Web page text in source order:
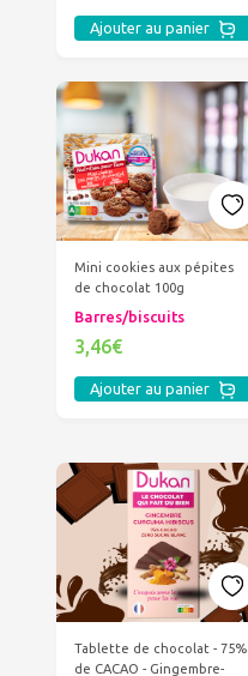
Ajouter au panier
Mini cookies aux pépites
de chocolat 100g
Barres/biscuits
3,46€
Ajouter au panier
Tablette de chocolat - 75%
de CACAO - Gingembre-